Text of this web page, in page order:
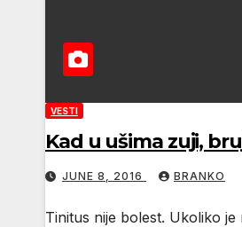
VESTI
Kad u ušima zuji,
JUNE 8, 2016 BRANKO
Tinitus nije bolest. Ukoliko